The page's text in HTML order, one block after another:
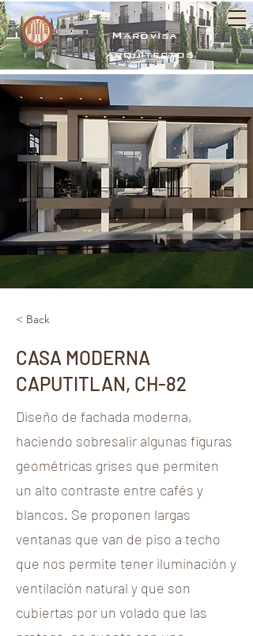
Marovisa
arquitectos
< Back
CASA MODERNA
CAPUTITLAN, CH-82
Diseño de fachada moderna,
haciendo sobresalir algunas figuras
geométricas grises que permiten
un alto contraste entre cafés y
blancos. Se proponen largas
ventanas que van de piso a techo
que nos permite tener iluminación y
ventilación natural y que son
cubiertas por un volado que las